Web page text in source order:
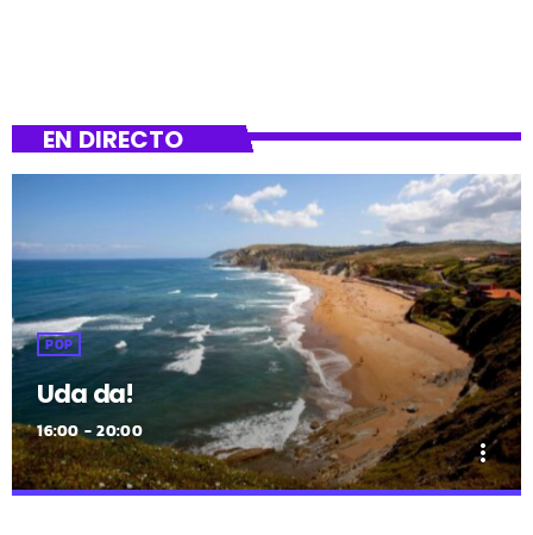
EN DIRECTO
POP
Uda da!
16:00 - 20:00
more_vert